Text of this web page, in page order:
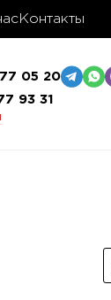
Контакты
05 20
93 31